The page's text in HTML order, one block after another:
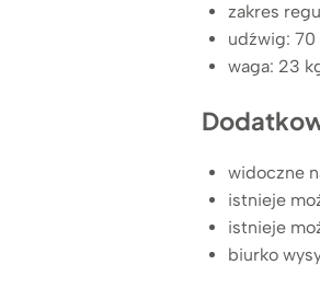
zakres
udźwig: 70
waga: 23
widoczne
istnieje
istnieje
biurko